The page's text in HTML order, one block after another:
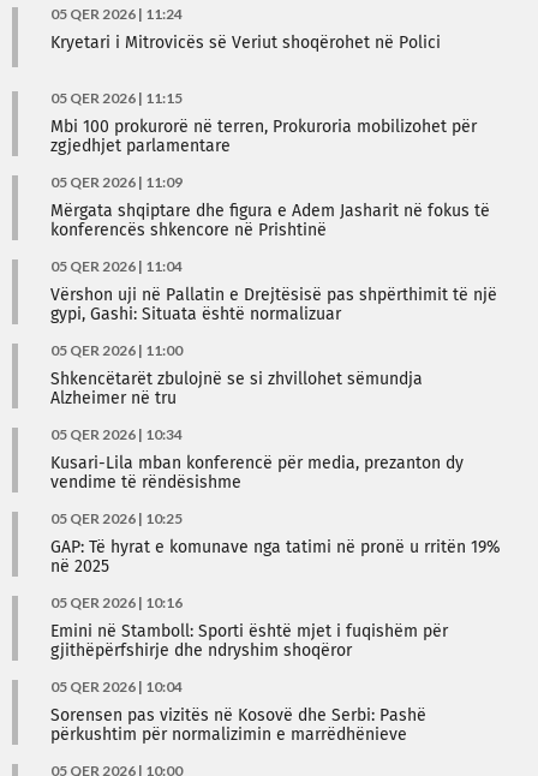
05 QER 2026 | 11:24
Kryetari i Mitrovicës së Veriut shoqërohet në Polici
05 QER 2026 | 11:15
Mbi 100 prokurorë në terren, Prokuroria mobilizohet për
zgjedhjet parlamentare
05 QER 2026 | 11:09
Mërgata shqiptare dhe figura e Adem Jasharit në fokus të
konferencës shkencore në Prishtinë
05 QER 2026 | 11:04
Vërshon uji në Pallatin e Drejtësisë pas shpërthimit të një
gypi, Gashi: Situata është normalizuar
05 QER 2026 | 11:00
Shkencëtarët zbulojnë se si zhvillohet sëmundja
Alzheimer në tru
05 QER 2026 | 10:34
Kusari-Lila mban konferencë për media, prezanton dy
vendime të rëndësishme
05 QER 2026 | 10:25
GAP: Të hyrat e komunave nga tatimi në pronë u rritën 19%
në 2025
05 QER 2026 | 10:16
Emini në Stamboll: Sporti është mjet i fuqishëm për
gjithëpërfshirje dhe ndryshim shoqëror
05 QER 2026 | 10:04
Sorensen pas vizitës në Kosovë dhe Serbi: Pashë
përkushtim për normalizimin e marrëdhënieve
05 QER 2026 | 10:00